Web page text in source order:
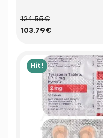
124.55€
103.79€
Hit!